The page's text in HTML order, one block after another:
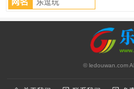
© ledouwan.com